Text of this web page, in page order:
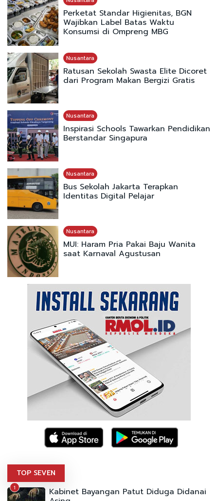
Perketat Standar Higienitas, BGN
Wajibkan Label Batas Waktu
Konsumsi di Ompreng MBG
Nusantara
Ratusan Sekolah Swasta Elite Dicoret
dari Program Makan Bergizi Gratis
Nusantara
Inspirasi Schools Tawarkan Pendidikan
Berstandar Singapura
Nusantara
Bus Sekolah Jakarta Terapkan
Identitas Digital Pelajar
Nusantara
MUI: Haram Pria Pakai Baju Wanita
saat Karnaval Agustusan
TOP SEVEN
1 Kabinet Bayangan Patut Diduga Didanai